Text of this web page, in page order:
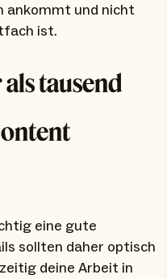
ankommt und nicht
ist.
tausend
eine gute
sollten daher optisch
deine Arbeit in